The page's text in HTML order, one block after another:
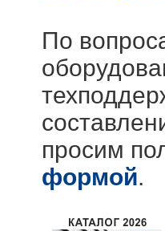
По
просим
формой.